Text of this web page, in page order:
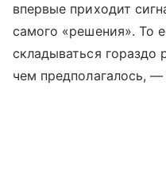
впервые приходит
самого «решения». То
складываться гораздо
чем предполагалось,